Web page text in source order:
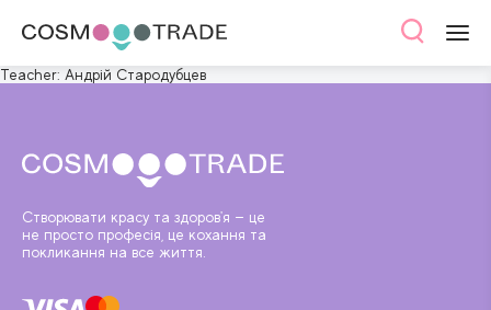
Teacher: Андрій Стародубцев
Створювати красу та здоров'я — це
не просто професія, це кохання та
покликання на все життя.